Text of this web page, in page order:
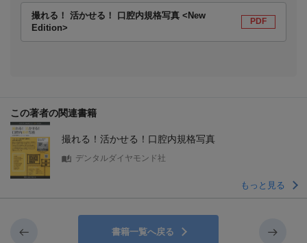
撮れる！ 活かせる！ 口腔内規格写真 <New
Edition>
PDF
この著者の関連書籍
撮れる！活かせる！口腔内規格写真
デンタルダイヤモンド社
もっと見る
書籍一覧へ戻る